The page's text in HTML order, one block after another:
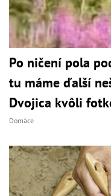
Po ničení pola
tu máme ďalší
Dvojica kvôli
Domáce